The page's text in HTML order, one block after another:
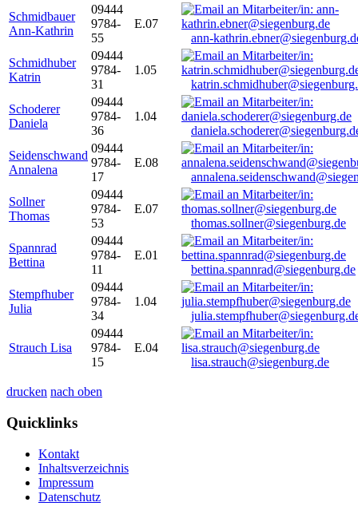
Schmidbauer
Ann-Kathrin
09444
9784-
55
E.07
ann-
Schmidhuber
Katrin
09444
9784-
31
1.05
Schoderer
Daniela
09444
9784-
36
1.04
Seidenschwand
Annalena
09444
9784-
17
E.08
Sollner
Thomas
09444
9784-
53
E.07
thomas.sollner@siegenburg.de
Spannrad
Bettina
09444
9784-
11
E.01
bettina.spannrad@siegenburg.de
Stempfhuber
Julia
09444
9784-
34
1.04
Strauch Lisa
09444
9784-
15
E.04
lisa.strauch@siegenburg.de
drucken nach oben
Quicklinks
Kontakt
Inhaltsverzeichnis
Impressum
Datenschutz